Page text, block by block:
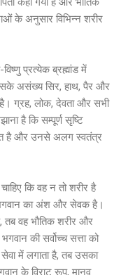
के अनुसार विभिन्न शरीर
प्रत्येक ब्रह्मांड में
असंख्य सिर, हाथ, पैर और
है। ग्रह, लोक, देवता और सभी
है कि सम्पूर्ण सृष्टि
है और उनसे अलग स्वतंत्र
कि वह न तो शरीर है
का अंश और सेवक है।
वह भौतिक शरीर और
की सर्वोच्च सत्ता को
में लगाता है, तब उसका
के विराट रूप, मानव